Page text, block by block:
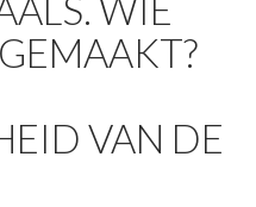
WIE
VAN DE